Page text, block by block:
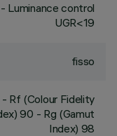
- Luminance control
UGR<19
fisso
- Rf (Colour Fidelity
90 - Rg (Gamut
Index) 98